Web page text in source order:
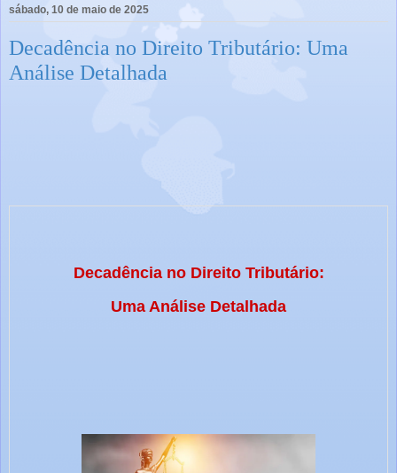
sábado, 10 de maio de 2025
Decadência no Direito Tributário: Uma
Análise Detalhada
Decadência no Direito Tributário:
Uma Análise Detalhada